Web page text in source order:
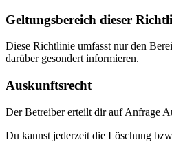
Geltungsbereich dieser
Diese Richtlinie umfasst nur den
darüber gesondert informieren.
Auskunftsrecht
Der Betreiber erteilt dir auf Anfrage
Du kannst jederzeit die Löschung